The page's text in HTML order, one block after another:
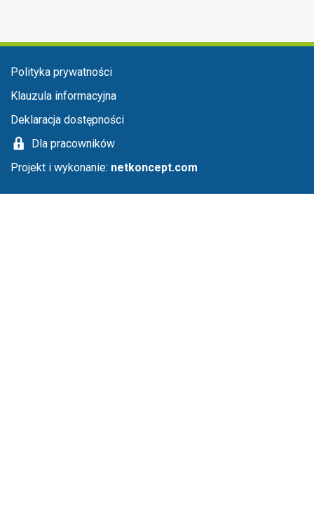
Menu stopka
Polityka prywatności
Klauzula informacyjna
Deklaracja dostępności
Dla pracowników
Projekt i wykonanie: netkoncept.com